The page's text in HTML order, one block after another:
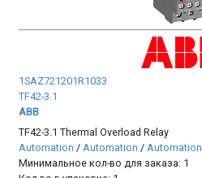
1SAZ721201R1033
TF42-3.1
ABB
TF42-3.1 Thermal Overload Relay
Automation /Automation /Automation
Минимальное кол-во для заказа: 1